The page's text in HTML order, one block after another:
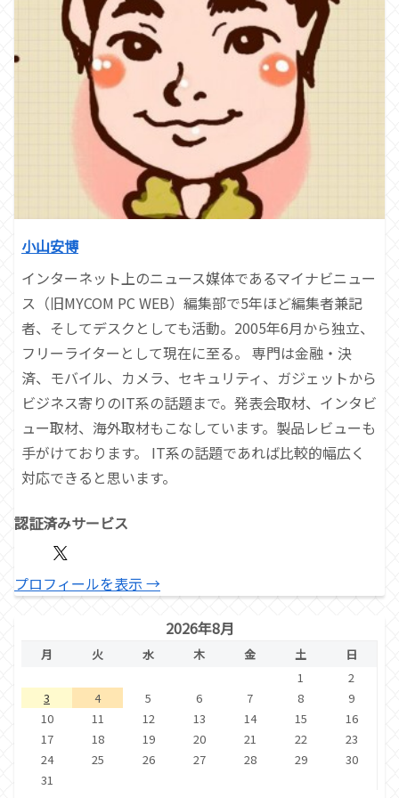
小山安博
インターネット上のニュース媒体であるマイナビニュー
ス（旧MYCOM PC WEB）編集部で5年ほど編集者兼記
者、そしてデスクとしても活動。2005年6月から独立、
フリーライターとして現在に至る。 専門は金融・決
済、モバイル、カメラ、セキュリティ、ガジェットから
ビジネス寄りのIT系の話題まで。発表会取材、インタビ
ュー取材、海外取材もこなしています。製品レビューも
手がけております。 IT系の話題であれば比較的幅広く
対応できると思います。
認証済みサービス
プロフィールを表示 →
2026年8月
月 火 水 木 金 土
日
1
2
3
4 5 6 7 8
9
10
11 12 13 14 15
16
17
18 19 20 21 22
23
24
25 26 27 28 29
30
31